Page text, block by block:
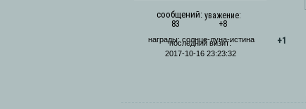
сообщений:
83
уважение:
+8
последний визит:
2017-10-16 23:23:32
награды: солнце-луна-истина +1